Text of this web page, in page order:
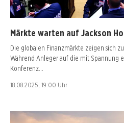
Märkte warten auf Jackson
Die globalen Finanzmärkte zeigen sich
Während Anleger auf die mit Spannung
Konferenz…
18.08.2025, 19:00 Uhr